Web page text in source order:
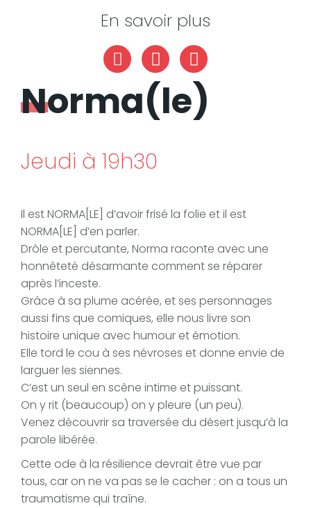
En savoir plus
WebsiteInstagramFacebook
Norma(le)
Jeudi à 19h30
Il est NORMA[LE] d’avoir frisé la folie et il est
NORMA[LE] d’en parler.
Drôle et percutante, Norma raconte avec une
honnêteté désarmante comment se réparer
après l’inceste.
Grâce à sa plume acérée, et ses personnages
aussi fins que comiques, elle nous livre son
histoire unique avec humour et émotion.
Elle tord le cou à ses névroses et donne envie de
larguer les siennes.
C’est un seul en scène intime et puissant.
On y rit (beaucoup) on y pleure (un peu).
Venez découvrir sa traversée du désert jusqu’à la
parole libérée.
Cette ode à la résilience devrait être vue par
tous, car on ne va pas se le cacher : on a tous un
traumatisme qui traîne.